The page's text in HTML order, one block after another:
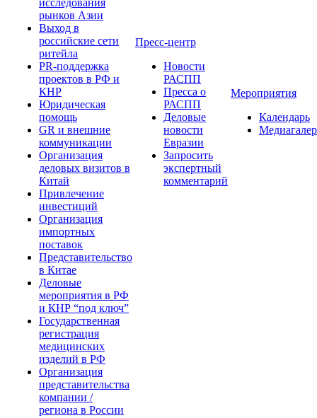
исследования
рынков Азии
Выход в
российские сети
ритейла
PR-поддержка
проектов в РФ и
КНР
Юридическая
помощь
GR и внешние
коммуникации
Организация
деловых визитов в
Китай
Привлечение
инвестиций
Организация
импортных
поставок
Представительство
в Китае
Деловые
мероприятия в РФ
и КНР “под ключ”
Государственная
регистрация
медицинских
изделий в РФ
Организация
представительства
компании /
региона в России
Пресс-центр
Новости
РАСПП
Пресса о
РАСПП
Деловые
новости
Евразии
Запросить
экспертный
комментарий
Мероприятия
Календарь